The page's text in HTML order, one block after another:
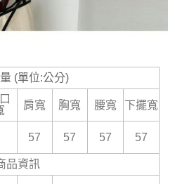
(單位:公分)
肩寬 胸寬 腰寬 下擺寬
57 57 57 57
品資訊